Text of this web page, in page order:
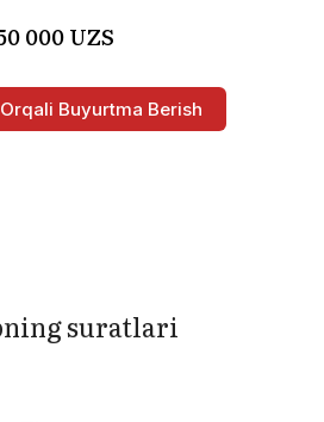
000 UZS
Buyurtma Berish
suratlari